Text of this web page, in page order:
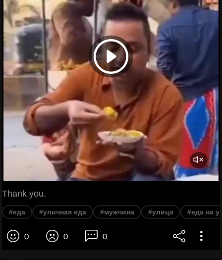
Thank you.
#еда #уличная еда #мужчина #улица #еда на
0 0 0